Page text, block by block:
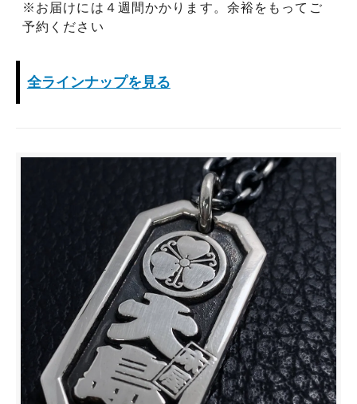
※お届けには４週間かかります。余裕をもってご
予約ください
全ラインナップを見る